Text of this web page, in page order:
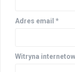
Adres email *
Witryna